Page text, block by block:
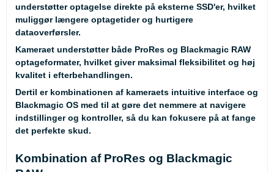
understøtter optagelse direkte på eksterne SSD'er, hvilket
muliggør længere optagetider og hurtigere
dataoverførsler.
Kameraet understøtter både ProRes og Blackmagic RAW
optageformater, hvilket giver maksimal fleksibilitet og høj
kvalitet i efterbehandlingen.
Dertil er kombinationen af kameraets intuitive interface og
Blackmagic OS med til at gøre det nemmere at navigere
indstillinger og kontroller, så du kan fokusere på at fange
det perfekte skud.
Kombination af ProRes og Blackmagic